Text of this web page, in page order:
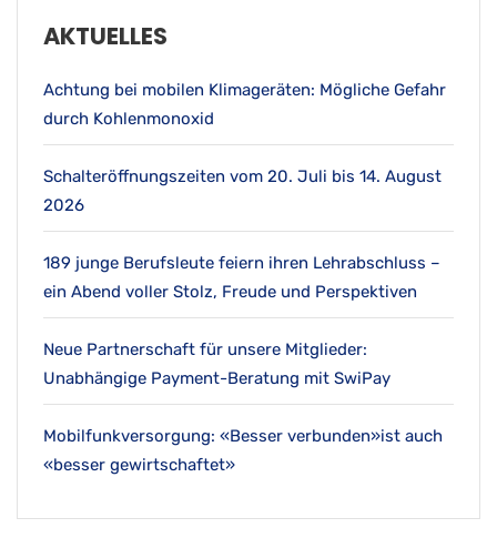
AKTUELLES
Achtung bei mobilen Klimageräten: Mögliche Gefahr
durch Kohlenmonoxid
Schalteröffnungszeiten vom 20. Juli bis 14. August
2026
189 junge Berufsleute feiern ihren Lehrabschluss –
ein Abend voller Stolz, Freude und Perspektiven
Neue Partnerschaft für unsere Mitglieder:
Unabhängige Payment-Beratung mit SwiPay
Mobilfunkversorgung: «Besser verbunden»ist auch
«besser gewirtschaftet»